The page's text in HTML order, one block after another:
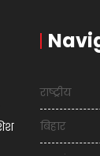
राष्ट्रीय
बिहार